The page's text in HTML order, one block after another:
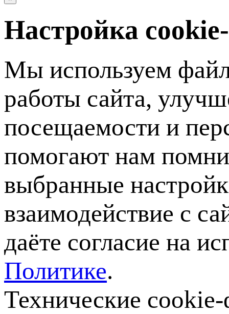
Настройка
Мы используем
работы сайта,
посещаемости и
помогают нам
выбранные
взаимодействие с
даёте согласие на
Политике.
Технические